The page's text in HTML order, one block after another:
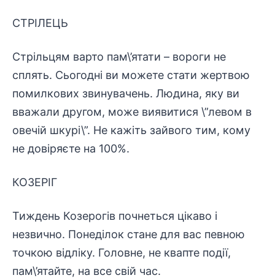
СТРІЛЕЦЬ
Стрільцям варто пам\’ятати – вороги не
сплять. Сьогодні ви можете стати жертвою
помилкових звинувачень. Людина, яку ви
вважали другом, може виявитися \”левом в
овечій шкурі\”. Не кажіть зайвого тим, кому
не довіряєте на 100%.
КОЗЕРІГ
Тиждень Козерогів почнеться цікаво і
незвично. Понеділок стане для вас певною
точкою відліку. Головне, не квапте події,
пам\’ятайте, на все свій час.